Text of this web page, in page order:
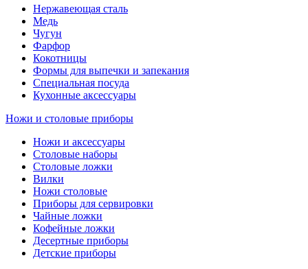
Нержавеющая сталь
Медь
Чугун
Фарфор
Кокотницы
Формы для выпечки и запекания
Специальная посуда
Кухонные аксессуары
Ножи и столовые приборы
Ножи и аксессуары
Столовые наборы
Столовые ложки
Вилки
Ножи столовые
Приборы для сервировки
Чайные ложки
Кофейные ложки
Десертные приборы
Детские приборы